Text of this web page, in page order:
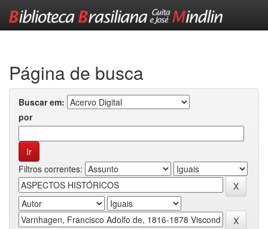
Página de busca
Buscar em:
por
Filtros correntes: